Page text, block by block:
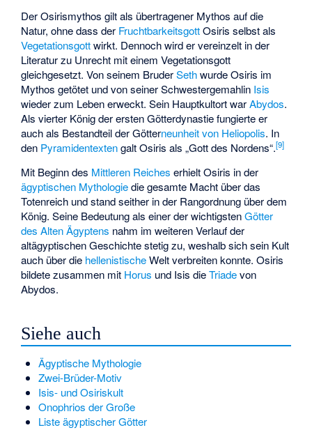
Der Osirismythos gilt als übertragener Mythos auf die
Natur, ohne dass der FruchtbarkeitsgottOsiris selbst als
Vegetationsgottwirkt. Dennoch wird er vereinzelt in der
Literatur zu Unrecht mit einem Vegetationsgott
gleichgesetzt. Von seinem BruderSethwurde Osiris im
Mythos getötet und von seiner Schwestergemahlin Isis
wieder zum Leben erweckt. Sein Hauptkultort warAbydos.
Als vierter König der ersten Götterdynastie fungierte er
auch als Bestandteil der Götterneunheit von Heliopolis. In
den Pyramidentextengalt Osiris als „Gott des Nordens“.[9]
Mit Beginn des Mittleren Reiches erhielt Osiris in der
ägyptischen Mythologiedie gesamte Macht über das
Totenreich und stand seither in der Rangordnung über dem
König. Seine Bedeutung als einer der wichtigstenGötter
des Alten Ägyptens nahm im weiteren Verlauf der
altägyptischen Geschichte stetig zu, weshalb sich sein Kult
auch über die hellenistischeWelt verbreiten konnte. Osiris
bildete zusammen mit Horus und Isis dieTriadevon
Abydos.
Siehe auch
Ägyptische Mythologie
Zwei-Brüder-Motiv
Isis- und Osiriskult
Onophrios der Große
Liste ägyptischer Götter